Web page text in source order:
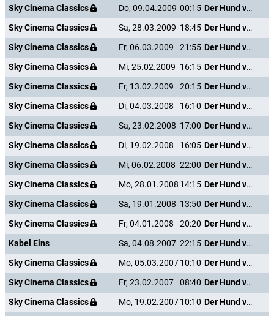
Sky Cinema Classics
Do, 09.04.2009 00:15
Der Hund von Blackwood Castle
Sky Cinema Classics
Sa, 28.03.2009 18:45
Der Hund von Blackwood Castle
Sky Cinema Classics
Fr, 06.03.2009 21:55
Der Hund von Blackwood Castle
Sky Cinema Classics
Mi, 25.02.2009 16:15
Der Hund von Blackwood Castle
Sky Cinema Classics
Fr, 13.02.2009 20:15
Der Hund von Blackwood Castle
Sky Cinema Classics
Di, 04.03.2008 16:10
Der Hund von Blackwood Castle
Sky Cinema Classics
Sa, 23.02.2008 17:00
Der Hund von Blackwood Castle
Sky Cinema Classics
Di, 19.02.2008 16:05
Der Hund von Blackwood Castle
Sky Cinema Classics
Mi, 06.02.2008 22:00
Der Hund von Blackwood Castle
Sky Cinema Classics
Mo, 28.01.2008 14:15
Der Hund von Blackwood Castle
Sky Cinema Classics
Sa, 19.01.2008 13:50
Der Hund von Blackwood Castle
Sky Cinema Classics
Fr, 04.01.2008 20:20
Der Hund von Blackwood Castle
Kabel Eins
Sa, 04.08.2007 22:15
Der Hund von Blackwood Castle
Sky Cinema Classics
Mo, 05.03.200710:10
Der Hund von Blackwood Castle
Sky Cinema Classics
Fr, 23.02.2007 08:40
Der Hund von Blackwood Castle
Sky Cinema Classics
Mo, 19.02.200710:10
Der Hund von Blackwood Castle